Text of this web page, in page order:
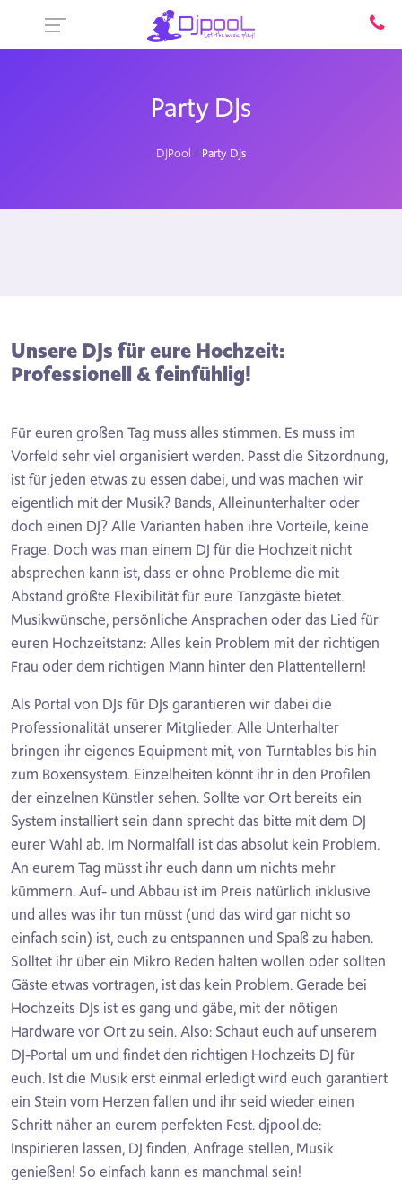
Party DJs
DJPool Party DJs
Unsere DJs für eure Hochzeit:
Professionell & feinfühlig!
Für euren großen Tag muss alles stimmen. Es muss im
Vorfeld sehr viel organisiert werden. Passt die Sitzordnung,
ist für jeden etwas zu essen dabei, und was machen wir
eigentlich mit der Musik? Bands, Alleinunterhalter oder
doch einen DJ? Alle Varianten haben ihre Vorteile, keine
Frage. Doch was man einem DJ für die Hochzeit nicht
absprechen kann ist, dass er ohne Probleme die mit
Abstand größte Flexibilität für eure Tanzgäste bietet.
Musikwünsche, persönliche Ansprachen oder das Lied für
euren Hochzeitstanz: Alles kein Problem mit der richtigen
Frau oder dem richtigen Mann hinter den Plattentellern!
Als Portal von DJs für DJs garantieren wir dabei die
Professionalität unserer Mitglieder. Alle Unterhalter
bringen ihr eigenes Equipment mit, von Turntables bis hin
zum Boxensystem. Einzelheiten könnt ihr in den Profilen
der einzelnen Künstler sehen. Sollte vor Ort bereits ein
System installiert sein dann sprecht das bitte mit dem DJ
eurer Wahl ab. Im Normalfall ist das absolut kein Problem.
An eurem Tag müsst ihr euch dann um nichts mehr
kümmern. Auf- und Abbau ist im Preis natürlich inklusive
und alles was ihr tun müsst (und das wird gar nicht so
einfach sein) ist, euch zu entspannen und Spaß zu haben.
Solltet ihr über ein Mikro Reden halten wollen oder sollten
Gäste etwas vortragen, ist das kein Problem. Gerade bei
Hochzeits DJs ist es gang und gäbe, mit der nötigen
Hardware vor Ort zu sein. Also: Schaut euch auf unserem
DJ-Portal um und findet den richtigen Hochzeits DJ für
euch. Ist die Musik erst einmal erledigt wird euch garantiert
ein Stein vom Herzen fallen und ihr seid wieder einen
Schritt näher an eurem perfekten Fest. djpool.de:
Inspirieren lassen, DJ finden, Anfrage stellen, Musik
genießen! So einfach kann es manchmal sein!